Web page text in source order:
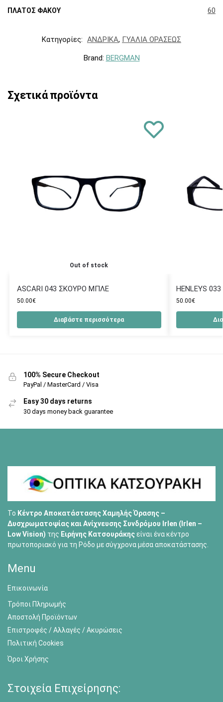
ΠΛΑΤΟΣ ΦΑΚΟΥ 60
Κατηγορίες: ΑΝΔΡΙΚΑ, ΓΥΑΛΙΑ ΟΡΑΣΕΩΣ
Brand: BERGMAN
Σχετικά προϊόντα
Out of stock
ASCARI 043 ΣΚΟΥΡΟ ΜΠΛΕ
50.00€
Διαβάστε περισσότερα
HENLEYS
50.00€
100% Secure Checkout
PayPal / MasterCard / Visa
Easy 30 days returns
30 days money back guarantee
Το Κέντρο Αποκατάστασης Χαμηλής Όρασης –
Δυσχρωματοψίας και Ανίχνευσης Συνδρόμου Irlen (Irlen –
Low Vision) της Ειρήνης Κατσουράκηςείναι ένα κέντρο
πρωτοποριακό για τη Ρόδο με σύγχρονα μέσα αποκατάστασης.
Menu
Επικοινωνία
Τρόποι Πληρωμής
Αποστολή Προϊόντων
Επιστροφές / Αλλαγές / Ακυρώσεις
Πολιτική Cookies
Όροι Χρήσης
Στοιχεία Επιχείρησης: